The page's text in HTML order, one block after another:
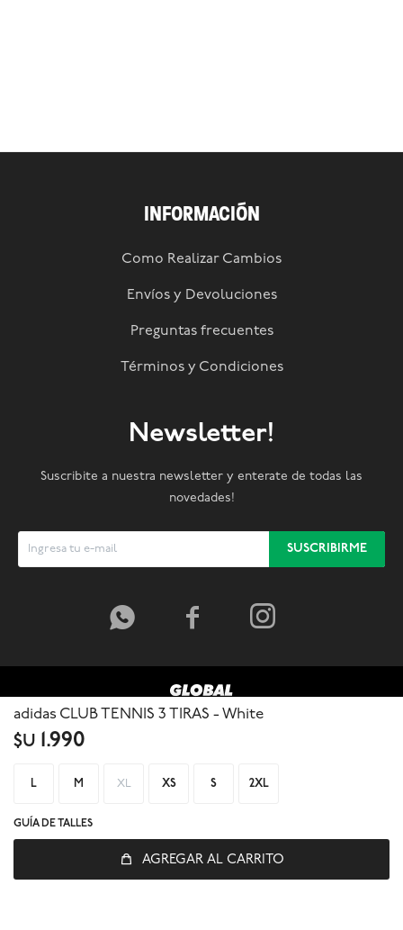
adidas CLUB TENNIS 3 TIRAS - White
$U 1.990
L M XL XS S 2XL
GUÍA DE TALLES
AGREGAR AL CARRITO
INFORMACIÓN
Como Realizar Cambios
Envíos y Devoluciones
Preguntas frecuentes
Términos y Condiciones
Newsletter!
Suscribite a nuestra newsletter y enterate de todas las
novedades!
SUSCRIBIRME
  